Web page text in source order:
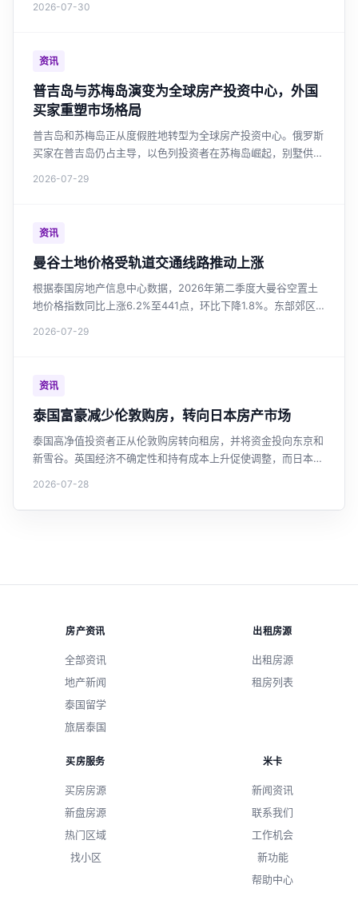
2026-07-30
资讯
普吉岛与苏梅岛演变为全球房产投资中心，外国
买家重塑市场格局
普吉岛和苏梅岛正从度假胜地转型为全球房产投资中心。俄罗斯
买家在普吉岛仍占主导，以色列投资者在苏梅岛崛起，别墅供应
2026-07-29
资讯
曼谷土地价格受轨道交通线路推动上涨
根据泰国房地产信息中心数据，2026年第二季度大曼谷空置土
地价格指数同比上涨6.2%至441点，环比下降1.8%。东部郊区
2026-07-29
资讯
泰国富豪减少伦敦购房，转向日本房产市场
泰国高净值投资者正从伦敦购房转向租房，并将资金投向东京和
新雪谷。英国经济不确定性和持有成本上升促使调整，而日本因
2026-07-28
房产资讯
全部资讯
地产新闻
泰国留学
旅居泰国
出租房源
出租房源
租房列表
买房服务
买房房源
新盘房源
热门区域
找小区
米卡
新闻资讯
联系我们
工作机会
新功能
帮助中心